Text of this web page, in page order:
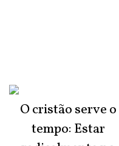
O cristão serve o
tempo: Estar